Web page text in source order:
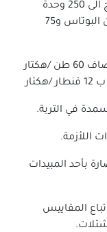
وحدة
ازوتية , 70 وحدة فوسفاتية , 430 وحدة من البوتاس و75
قبل شهر من الغراسة تضاف 60 طن /هكتار
في التربة.
اللأزمة.
بأحد المبيدات
المقاييس